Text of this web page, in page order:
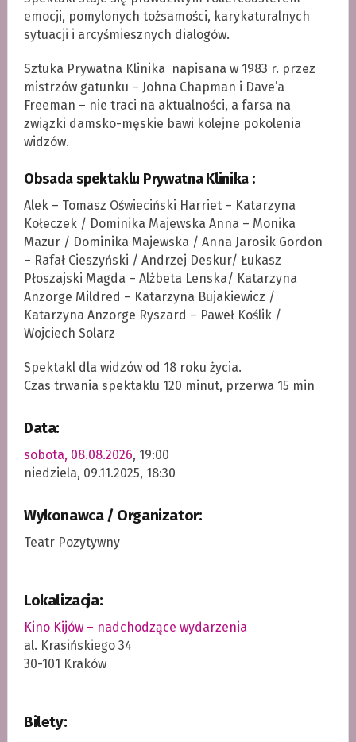
emocji, pomylonych tożsamości, karykaturalnych
sytuacji i arcyśmiesznych dialogów.
Sztuka Prywatna Klinika napisana w 1983 r. przez
mistrzów gatunku – Johna Chapman i Dave’a
Freeman – nie traci na aktualności, a farsa na
związki damsko-męskie bawi kolejne pokolenia
widzów.
Obsada spektaklu Prywatna Klinika :
Alek – Tomasz Oświeciński Harriet – Katarzyna
Kołeczek / Dominika Majewska Anna – Monika
Mazur / Dominika Majewska / Anna Jarosik Gordon
– Rafał Cieszyński / Andrzej Deskur/ Łukasz
Płoszajski Magda – Alżbeta Lenska/ Katarzyna
Anzorge Mildred – Katarzyna Bujakiewicz /
Katarzyna Anzorge Ryszard – Paweł Koślik /
Wojciech Solarz
Spektakl dla widzów od 18 roku życia.
Czas trwania spektaklu 120 minut, przerwa 15 min
Data:
sobota, 08.08.2026, 19:00
niedziela, 09.11.2025, 18:30
Wykonawca / Organizator:
Teatr Pozytywny
Lokalizacja:
Kino Kijów – nadchodzące wydarzenia
al. Krasińskiego 34
30-101 Kraków
Bilety: